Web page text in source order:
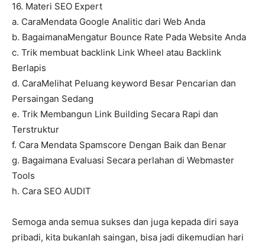
16. Materi SEO Expert
a. CaraMendata Google Analitic dari Web Anda
b. BagaimanaMengatur Bounce Rate Pada Website Anda
c. Trik membuat backlink Link Wheel atau Backlink
Berlapis
d. CaraMelihat Peluang keyword Besar Pencarian dan
Persaingan Sedang
e. Trik Membangun Link Building Secara Rapi dan
Terstruktur
f. Cara Mendata Spamscore Dengan Baik dan Benar
g. Bagaimana Evaluasi Secara perlahan di Webmaster
Tools
h. Cara SEO AUDIT
Semoga anda semua sukses dan juga kepada diri saya
pribadi, kita bukanlah saingan, bisa jadi dikemudian hari